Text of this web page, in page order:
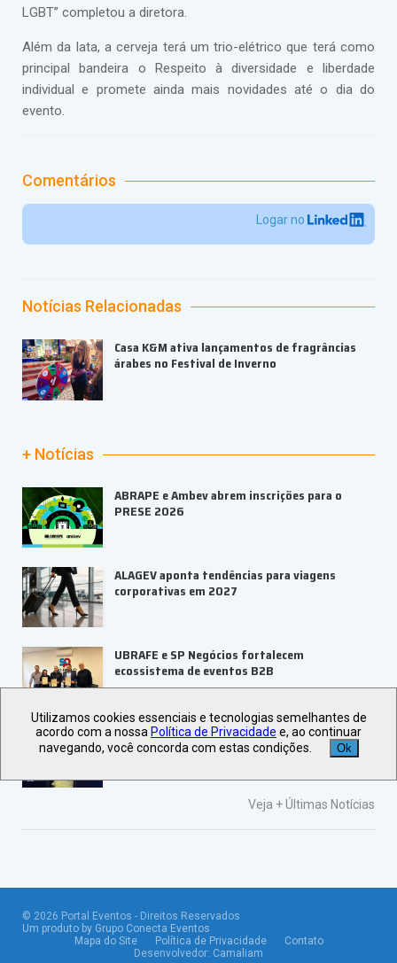
LGBT” completou a diretora.
Além da lata, a cerveja terá um trio-elétrico que terá como
principal bandeira o Respeito à diversidade e liberdade
individual e promete ainda mais novidades até o dia do
evento.
Comentários
Logar no
Notícias Relacionadas
Casa K&M ativa lançamentos de fragrâncias
árabes no Festival de Inverno
+ Notícias
ABRAPE e Ambev abrem inscrições para o
PRESE 2026
ALAGEV aponta tendências para viagens
corporativas em 2027
UBRAFE e SP Negócios fortalecem
ecossistema de eventos B2B
ABIH-SP orienta setor hoteleiro sobre
tributação e precificação
Veja +Últimas Notícias
© 2026 Portal Eventos - Direitos Reservados
Um produto by Grupo Conecta Eventos
Mapa do Site
Política de Privacidade
Contato
Desenvolvedor: Camaliam
Utilizamos cookies essenciais e tecnologias semelhantes de
acordo com a nossa Política de Privacidade e, ao continuar
navegando, você concorda com estas condições.
Ok